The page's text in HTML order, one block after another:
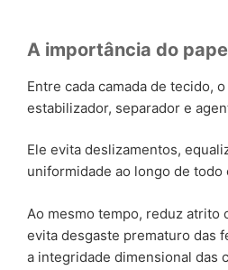
A importância do
Entre cada camada de tecido,
estabilizador, separador e
Ele evita deslizamentos,
uniformidade ao longo de todo
Ao mesmo tempo, reduz atrito
evita desgaste prematuro das
a integridade dimensional das